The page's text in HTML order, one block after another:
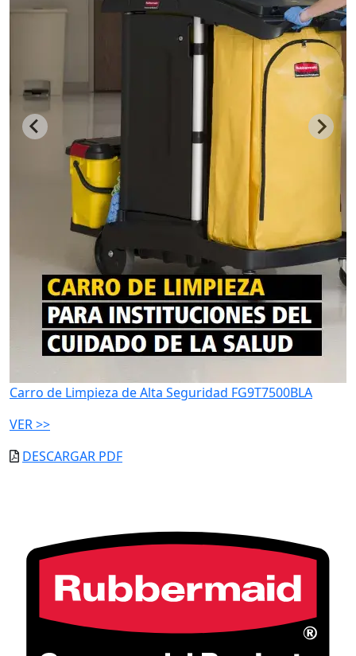
Carro de Limpieza de Alta Seguridad FG9T7500BLA
VER >>
DESCARGAR PDF